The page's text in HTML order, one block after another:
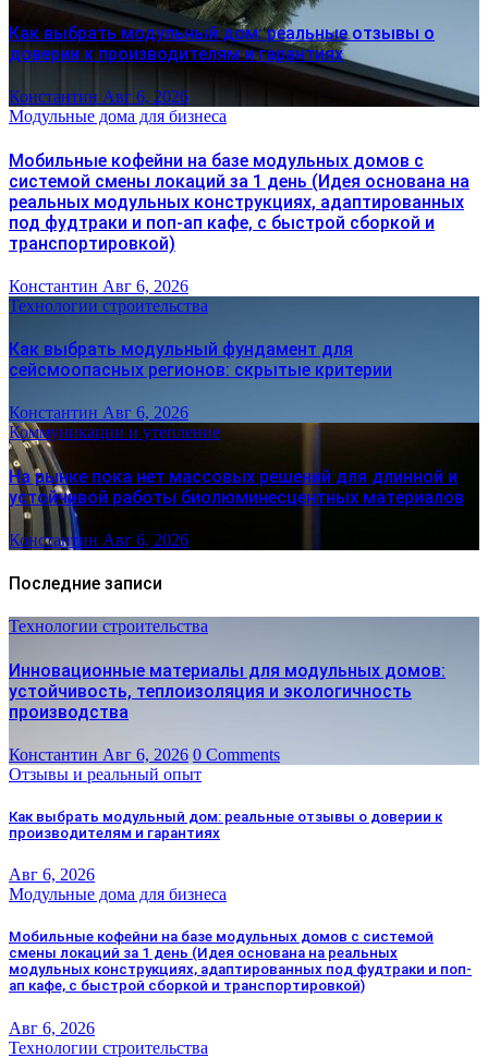
Как выбрать модульный дом: реальные отзывы о
доверии к производителям и гарантиях
Константин Авг 6, 2026
Модульные дома для бизнеса
Мобильные кофейни на базе модульных домов с
системой смены локаций за 1 день (Идея основана на
реальных модульных конструкциях, адаптированных
под фудтраки и поп-ап кафе, с быстрой сборкой и
транспортировкой)
Константин Авг 6, 2026
Технологии строительства
Как выбрать модульный фундамент для
сейсмоопасных регионов: скрытые критерии
Константин Авг 6, 2026
Коммуникации и утепление
На рынке пока нет массовых решений для длинной и
устойчивой работы биолюминесцентных материалов
Константин Авг 6, 2026
Последние записи
Технологии строительства
Инновационные материалы для модульных домов:
устойчивость, теплоизоляция и экологичность
производства
Константин Авг 6, 2026 0 Comments
Отзывы и реальный опыт
Как выбрать модульный дом: реальные отзывы о доверии к
производителям и гарантиях
Авг 6, 2026
Модульные дома для бизнеса
Мобильные кофейни на базе модульных домов с системой
смены локаций за 1 день (Идея основана на реальных
модульных конструкциях, адаптированных под фудтраки и поп-
ап кафе, с быстрой сборкой и транспортировкой)
Авг 6, 2026
Технологии строительства